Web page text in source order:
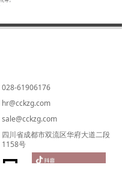
028-61906176
hr@cckzg.com
sale@cckzg.com
四川省成都市双流区华府大道二段
1158号